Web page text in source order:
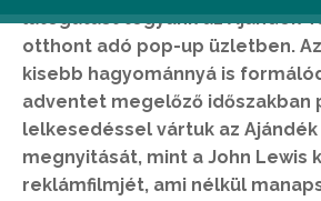
látogatást tegyünk az Ajándék
otthont adó pop-up üzletben.
kisebb hagyománnyá is
adventet megelőző időszakban
lelkesedéssel vártuk az
megnyitását, mint a John Lewis
reklámfilmjét, ami nélkül